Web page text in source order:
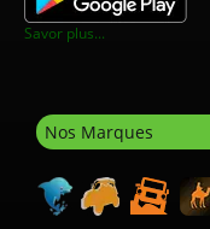
Savor plus...
Nos Marques